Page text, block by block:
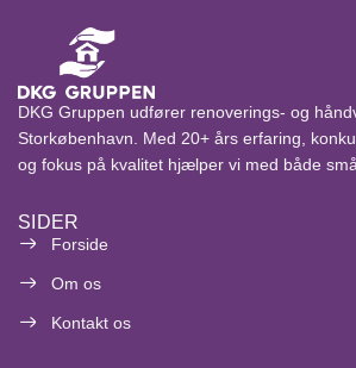
DKG Gruppen udfører renoverings- og
Storkøbenhavn. Med 20+ års erfaring,
og fokus på kvalitet hjælper vi med både
SIDER
Forside
Om os
Kontakt os